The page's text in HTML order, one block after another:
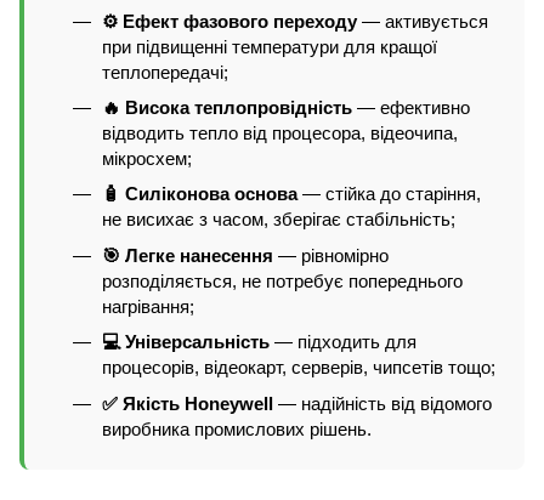
⚙️ Ефект фазового переходу— активується
при підвищенні температури для кращої
теплопередачі;
🔥 Висока теплопровідність — ефективно
відводить тепло від процесора, відеочипа,
мікросхем;
🧴 Силіконова основа— стійка до старіння,
не висихає з часом, зберігає стабільність;
🎯 Легке нанесення — рівномірно
розподіляється, не потребує попереднього
нагрівання;
💻 Універсальність — підходить для
процесорів, відеокарт, серверів, чипсетів тощо;
✅ Якість Honeywell — надійність від відомого
виробника промислових рішень.